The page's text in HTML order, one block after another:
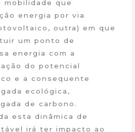
mobilidade que
energia por via
outra) em que
um ponto de
energia com a
do potencial
e a consequente
ecológica,
de carbono.
esta dinâmica de
irá ter impacto ao